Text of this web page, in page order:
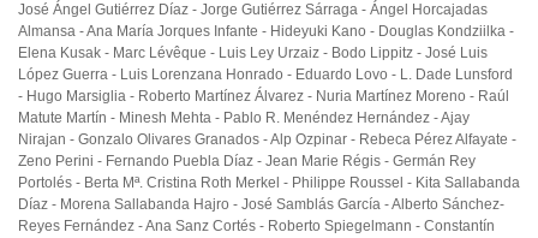
José Ángel Gutiérrez Díaz - Jorge Gutiérrez Sárraga - Ángel Horcajadas
Almansa - Ana María Jorques Infante - Hideyuki Kano - Douglas Kondziilka -
Elena Kusak - Marc Lévêque - Luis Ley Urzaiz - Bodo Lippitz - José Luis
López Guerra - Luis Lorenzana Honrado - Eduardo Lovo - L. Dade Lunsford
- Hugo Marsiglia - Roberto Martínez Álvarez - Nuria Martínez Moreno - Raúl
Matute Martín - Minesh Mehta - Pablo R. Menéndez Hernández - Ajay
Nirajan - Gonzalo Olivares Granados - Alp Ozpinar - Rebeca Pérez Alfayate -
Zeno Perini - Fernando Puebla Díaz - Jean Marie Régis - Germán Rey
Portolés - Berta Mª. Cristina Roth Merkel - Philippe Roussel - Kita Sallabanda
Díaz - Morena Sallabanda Hajro - José Samblás García - Alberto Sánchez-
Reyes Fernández - Ana Sanz Cortés - Roberto Spiegelmann - Constantín